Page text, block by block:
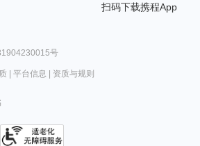
扫码下载携程App
号
| 平台信息 资质与规则